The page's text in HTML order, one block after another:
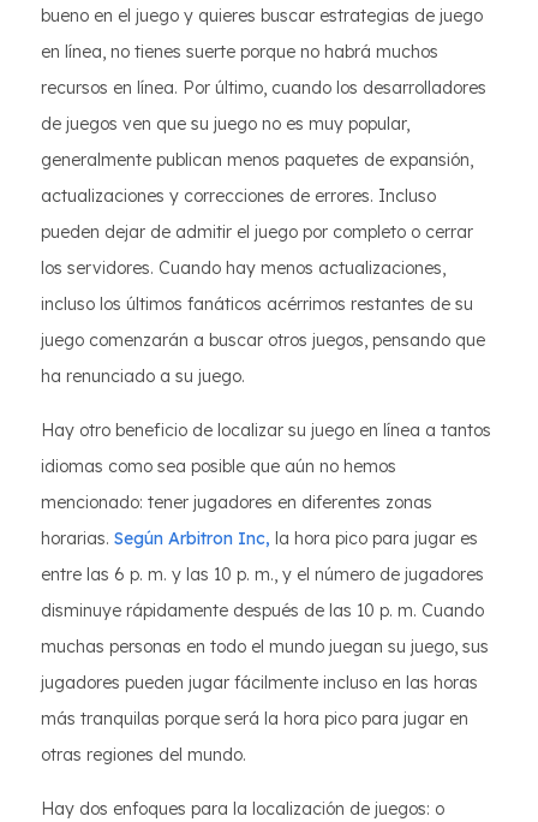
bueno en el juego y quieres buscar estrategias de juego
en línea, no tienes suerte porque no habrá muchos
recursos en línea. Por último, cuando los desarrolladores
de juegos ven que su juego no es muy popular,
generalmente publican menos paquetes de expansión,
actualizaciones y correcciones de errores. Incluso
pueden dejar de admitir el juego por completo o cerrar
los servidores. Cuando hay menos actualizaciones,
incluso los últimos fanáticos acérrimos restantes de su
juego comenzarán a buscar otros juegos, pensando que
ha renunciado a su juego.
Hay otro beneficio de localizar su juego en línea a tantos
idiomas como sea posible que aún no hemos
mencionado: tener jugadores en diferentes zonas
horarias. Según Arbitron Inc, la hora pico para jugar es
entre las 6 p. m. y las 10 p. m., y el número de jugadores
disminuye rápidamente después de las 10 p. m. Cuando
muchas personas en todo el mundo juegan su juego, sus
jugadores pueden jugar fácilmente incluso en las horas
más tranquilas porque será la hora pico para jugar en
otras regiones del mundo.
Hay dos enfoques para la localización de juegos: o